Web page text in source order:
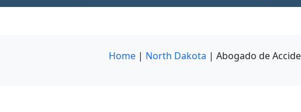
Home | North Dakota | Abogado de